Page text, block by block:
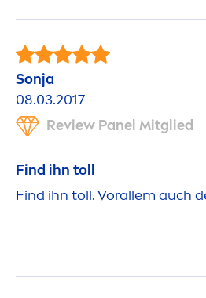
Sonja
08.03.2017
Review Panel Mitglied
Find ihn toll
Find ihn toll. Vorallem auch